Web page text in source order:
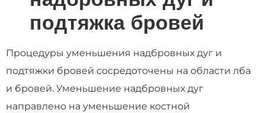
подтяжка бровей
Процедуры уменьшения надбровных дуг и
подтяжки бровей сосредоточены на области лба
и бровей. Уменьшение надбровных дуг
направлено на уменьшение костной